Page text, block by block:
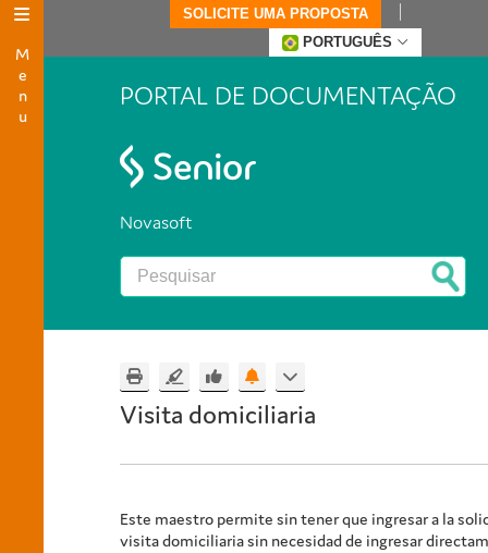
Menu
SOLICITE UMA PROPOSTA
PORTUGUÊS
PORTAL DE DOCUMENTAÇÃO
Novasoft
Visita domiciliaria
Este maestro permite sin tener que ingresar a la
visita domiciliaria sin necesidad de ingresar